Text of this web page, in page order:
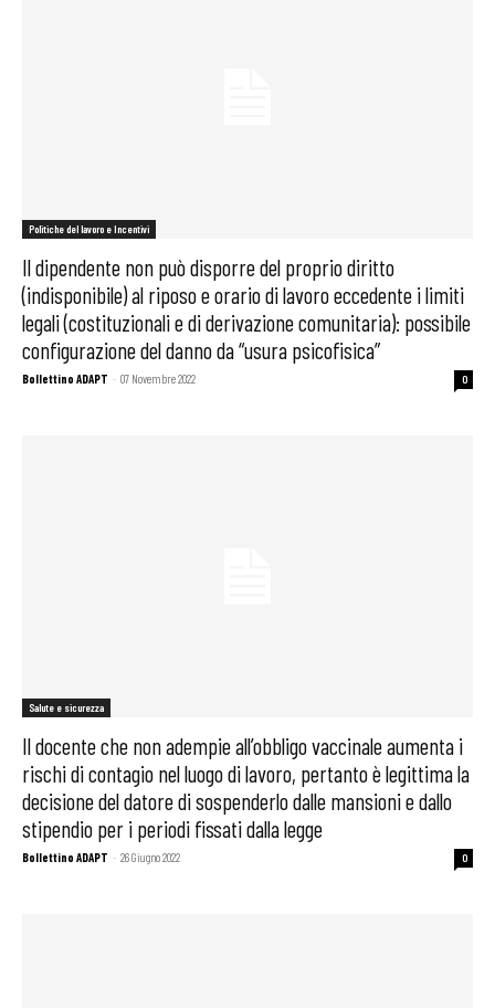
Politiche del lavoro e Incentivi
Il dipendente non può disporre del proprio diritto
(indisponibile) al riposo e orario di lavoro eccedente i limiti
legali (costituzionali e di derivazione comunitaria): possibile
configurazione del danno da “usura psicofisica”
Bollettino ADAPT - 07 Novembre 2022 0
Salute e sicurezza
Il docente che non adempie all’obbligo vaccinale aumenta i
rischi di contagio nel luogo di lavoro, pertanto è legittima la
decisione del datore di sospenderlo dalle mansioni e dallo
stipendio per i periodi fissati dalla legge
Bollettino ADAPT - 26 Giugno 2022 0